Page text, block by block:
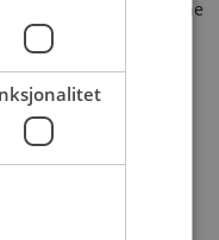
has occurred (see the